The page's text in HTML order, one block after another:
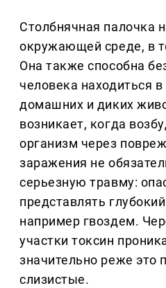
Столбнячная палочка
окружающей среде, в
Она также способна
человека находиться
домашних и диких
возникает, когда
организм через
заражения не
серьезную травму:
представлять
например гвоздем.
участки токсин
значительно реже это
слизистые.